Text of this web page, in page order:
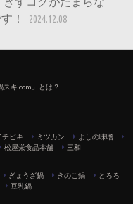
！
2024.12.08
スキ.com」とは？
チビキ ミツカン
よしの味噌
松屋栄食品本舗
三和
ぎょうざ鍋 きのこ鍋
とろろ
豆乳鍋